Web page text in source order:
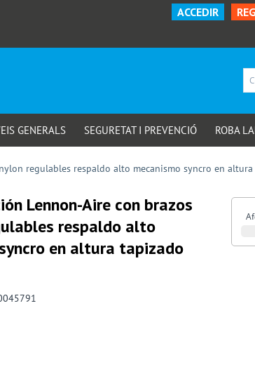
ACCEDIR
GENERALS SEGURETAT I PREVENCIÓ ROBA
regulables respaldo alto mecanismo syncro en
Lennon-Aire con brazos
respaldo alto
en altura tapizado